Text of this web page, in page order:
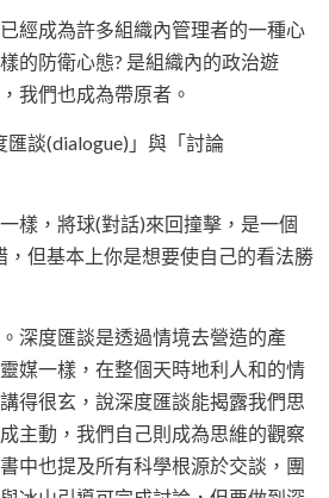
經成為許多組織內管理者的一種心
的防衛心態? 是組織內的政治遊
我們也成為帶原者。
談(dialogue)」與「討論
樣，將球(對話)來回撞擊，是一個
，但基本上你是想要使自己的看法勝
深度匯談是透過情境去營造的產
媒一樣，在整個天時地利人和的情
得很玄，說深度匯談能揭露我們思
主動，我們自己則成為思維的觀察
中也提及所有科學根源於交談，團